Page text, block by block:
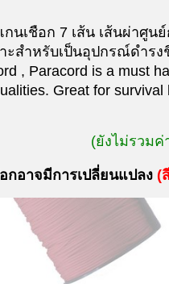
เชือก 7 เส้น เส้นผ่าศูน
ะสำหรับเป็นอุปกรณ์ดำร
, Paracord is a must
Great for
(ยังไม่รวมค่
กอาจมีการเปลี่ยนแปลง (